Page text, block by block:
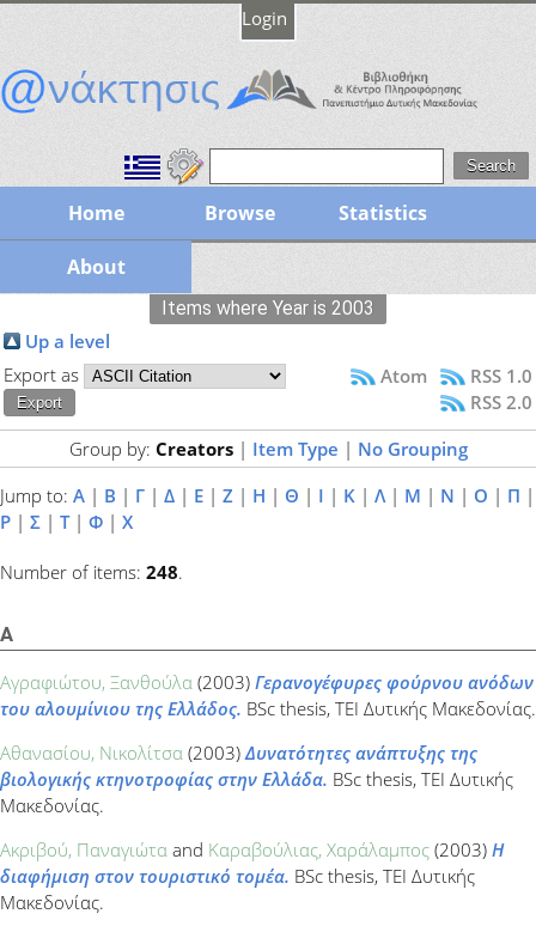
Login
Home Browse Statistics
About
Items where Year is 2003
Up a level
Export as
Atom
RSS 1.0
RSS 2.0
Group by: Creators| Item Type | No Grouping
Jump to: Α | Β | Γ | Δ | Ε | Ζ | Η | Θ | Ι | Κ | Λ | Μ | Ν | Ο | Π |
Ρ | Σ | Τ| Φ | Χ
Number of items: 248.
Α
Αγραφιώτου, Ξανθούλα (2003) Γερανογέφυρες φούρνου ανόδων
του αλουμίνιου της Ελλάδος. BSc thesis, ΤΕΙ Δυτικής Μακεδονίας.
Αθανασίου, Νικολίτσα (2003) Δυνατότητες ανάπτυξης της
βιολογικής κτηνοτροφίας στην Ελλάδα. BSc thesis, ΤΕΙ Δυτικής
Μακεδονίας.
Ακριβού, Παναγιώτα and Καραβούλιας, Χαράλαμπος (2003) Η
διαφήμιση στον τουριστικό τομέα. BSc thesis, ΤΕΙ Δυτικής
Μακεδονίας.